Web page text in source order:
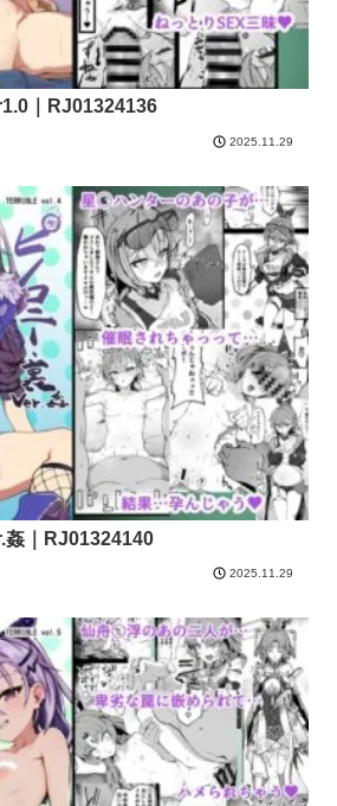
｜RJ01324136
2025.11.29
姦｜RJ01324140
2025.11.29